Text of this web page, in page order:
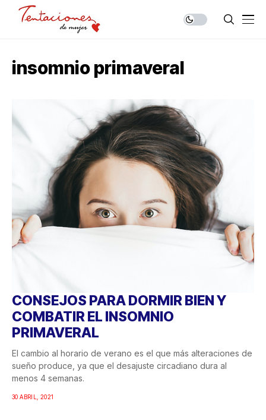
insomnio primaveral
CONSEJOS PARA DORMIR BIEN Y
COMBATIR EL INSOMNIO
PRIMAVERAL
El cambio al horario de verano es el que más alteraciones de
sueño produce, ya que el desajuste circadiano dura al
menos 4 semanas.
30 ABRIL, 2021